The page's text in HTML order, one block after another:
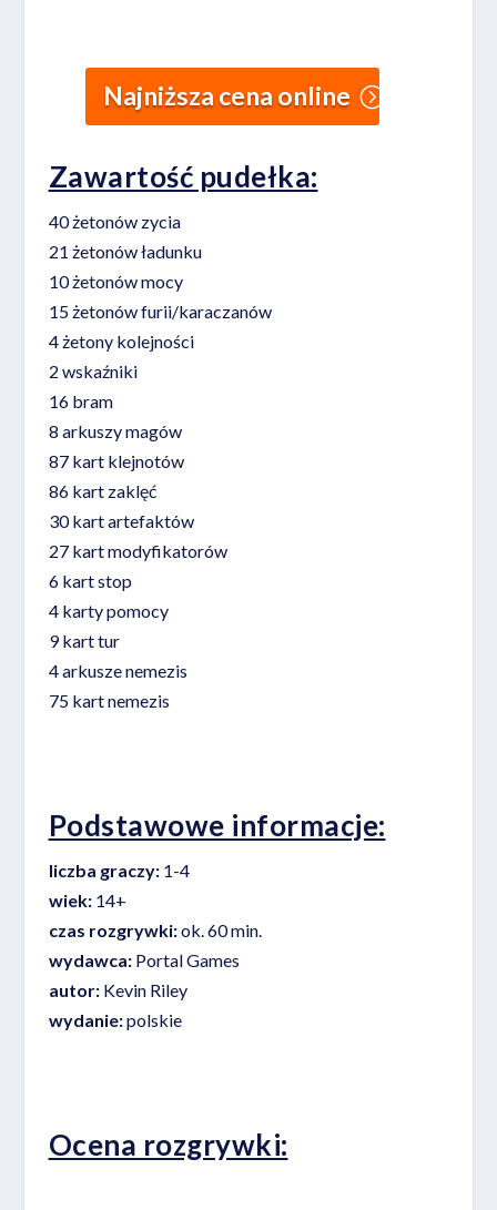
Najniższa cena online
Zawartość pudełka:
40 żetonów zycia
21 żetonów ładunku
10 żetonów mocy
15 żetonów furii/karaczanów
4 żetony kolejności
2 wskaźniki
16 bram
8 arkuszy magów
87 kart klejnotów
86 kart zaklęć
30 kart artefaktów
27 kart modyfikatorów
6 kart stop
4 karty pomocy
9 kart tur
4 arkusze nemezis
75 kart nemezis
Podstawowe informacje:
liczba graczy:1-4
wiek:14+
czas rozgrywki:ok. 60 min.
wydawca:Portal Games
autor:Kevin Riley
wydanie:polskie
Ocena rozgrywki: